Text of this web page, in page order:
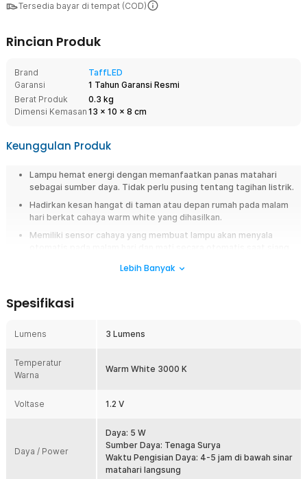
Tersedia bayar di tempat (COD)
Rincian Produk
Brand
TaffLED
Garansi
1 Tahun Garansi Resmi
Berat Produk
0.3 kg
Dimensi Kemasan 13 x 10 x 8 cm
Keunggulan Produk
Lampu hemat energi dengan memanfaatkan panas matahari
sebagai sumber daya. Tidak perlu pusing tentang tagihan listrik.
Hadirkan kesan hangat di taman atau depan rumah pada malam
hari berkat cahaya warm white yang dihasilkan.
Memiliki sensor cahaya yang membuat lampu akan menyala
tahan terhadap paparan air hujan.
Overview
dan membosankan. Segera pasang lampu taman hias solar dari TaffLED
yang memiliki desain minimalis ini. Tak perlu sambungan listrik untuk
menghimpun daya dari cahaya matahari di siang hari. Solusi dekorasi
Lebih Hemat Biaya
Anda tak perlu menggunakan daya PLN karena panel surya di
Lebih Banyak
Spesifikasi
Lumens 3 Lumens
Temperatur
Warna
Warm White 3000 K
Voltase 1.2 V
Daya / Power
Daya: 5 W
Sumber Daya: Tenaga Surya
Waktu Pengisian Daya: 4-5 jam di bawah sinar
matahari langsung